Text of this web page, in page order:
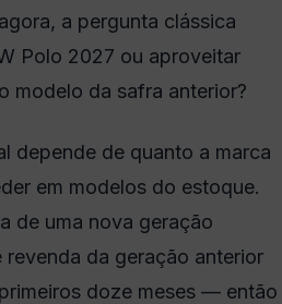
a pergunta clássica
Polo 2027 ou aproveitar
modelo da safra anterior?
depende de quanto a marca
em modelos do estoque.
de uma nova geração
revenda da geração anterior
doze meses — então